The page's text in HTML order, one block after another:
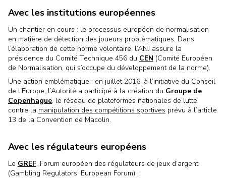
Avec les institutions européennes
Un chantier en cours : le processus européen de normalisation
en matière de détection des joueurs problématiques. Dans
l’élaboration de cette norme volontaire, l’ANJ assure la
présidence du Comité Technique 456 du CEN (Comité Européen
de Normalisation, qui s’occupe du développement de la norme).
Une action emblématique : en juillet 2016, à l’initiative du Conseil
de l’Europe, l’Autorité a participé à la création du Groupe de
Copenhague, le réseau de plateformes nationales de lutte
contre la manipulation des compétitions sportives prévu à l’article
13 de la Convention de Macolin.
Avec les régulateurs européens
Le GREF, Forum européen des régulateurs de jeux d’argent
(Gambling Regulators’ European Forum) :